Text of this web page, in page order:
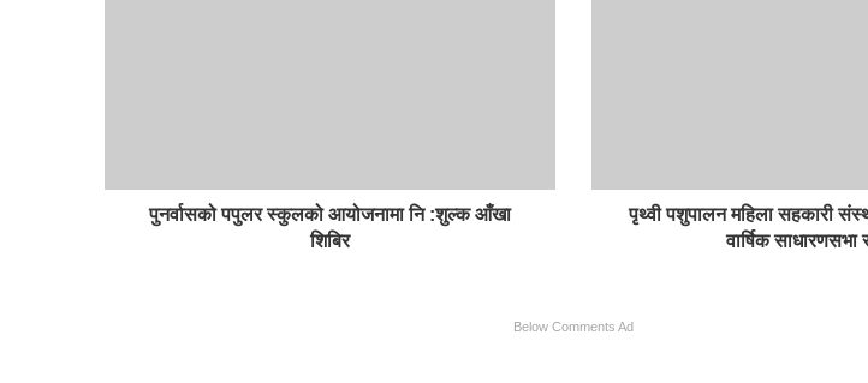
पुनर्वासको पपुलर स्कुलको आयोजनामा नि :शुल्क आँखा
शिबिर
पृथ्वी पशुपालन महिला सहकारी
वार्षिक साधारणसभा
Below Comments Ad